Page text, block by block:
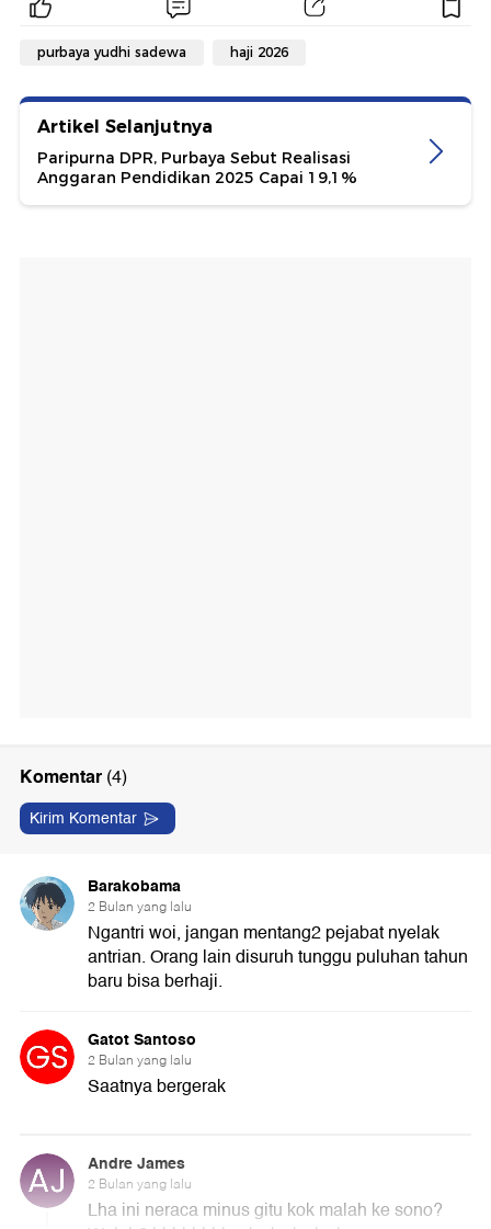
purbaya yudhi sadewa haji 2026
Artikel Selanjutnya
Paripurna DPR, Purbaya Sebut Realisasi
Anggaran Pendidikan 2025 Capai 19,1%